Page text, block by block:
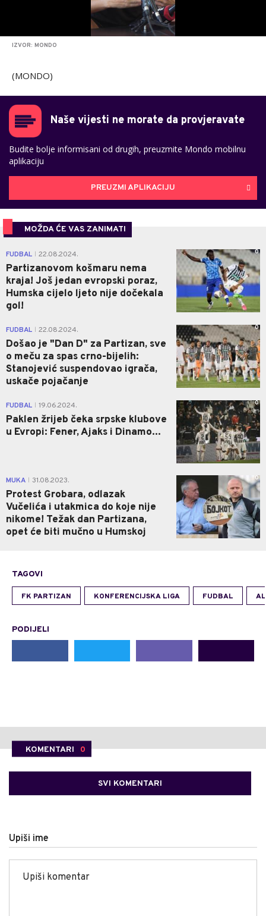
IZVOR: MONDO
(MONDO)
Naše vijesti ne morate da provjeravate
Budite bolje informisani od drugih, preuzmite Mondo mobilnu
aplikaciju
PREUZMI APLIKACIJU
MOŽDA ĆE VAS ZANIMATI
FUDBAL 22.08.2024.
Partizanovom košmaru nema
kraja! Još jedan evropski poraz,
Humska cijelo ljeto nije dočekala
gol!
0
FUDBAL 22.08.2024.
Došao je "Dan D" za Partizan, sve
o meču za spas crno-bijelih:
Stanojević suspendovao igrača,
uskače pojačanje
0
FUDBAL 19.06.2024.
Paklen žrijeb čeka srpske klubove
u Evropi: Fener, Ajaks i Dinamo...
0
MUKA 31.08.2023.
Protest Grobara, odlazak
Vučelića i utakmica do koje nije
nikome! Težak dan Partizana,
opet će biti mučno u Humskoj
0
TAGOVI
FK PARTIZAN KONFERENCIJSKA LIGA FUDBAL
PODIJELI
KOMENTARI 0
SVI KOMENTARI
Upiši ime